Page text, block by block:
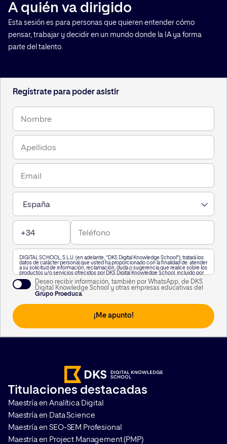
A quién va dirigido
Esta sesión es para personas que quieren entender cómo
pensar, trabajar y decidir en un mundo donde la IA ya forma
parte del talento.
Regístrate para poder asistir
DIGITAL SCHOOL, S.L.U. (en adelante, "DKS Digital Knowledge School"), tratará los
datos de carácter personal que usted ha proporcionado con la finalidad de: atender
a su solicitud de información, reclamación, duda o sugerencia que realice sobre los
productos y/o servicios ofrecidos por DKS Digital Knowledge School, incluido por
vía telefónica, o a través de WhatsApp,, así como para mantenerle informado de
nuestra actividad.
A su vez, le informamos que vamos a realizar un perfilado de sus datos de carácter
personal para poderle enviar información personalizada en función de sus
intereses. Puede consultar información adicional haciendo clicaquí.
Usted podrá revocar el consentimiento otorgado, así como ejercitar los derechos
reconocidos en los artículos 15 a 22 del Reglamento (UE) 2016/679, mediante
siguiente dirección de correo electrónicolopd@kschool.com, identificándose
protección de datos en el siguienteenlace.
Deseo recibir información, también por WhatsApp, de DKS
Digital Knowledge School y otras empresas educativas del
Grupo Proeduca.
Titulaciones destacadas
Maestría en Analítica Digital
Maestría en Data Science
Maestría en SEO-SEM Profesional
Maestría en Project Management (PMP)